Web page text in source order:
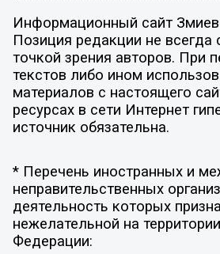
Информационный сайт
Позиция редакции не всегда
точкой зрения авторов. При
текстов либо ином
материалов с настоящего
ресурсах в сети Интернет
источник обязательна.
* Перечень иностранных и
неправительственных
деятельность которых
нежелательной на
Федерации: